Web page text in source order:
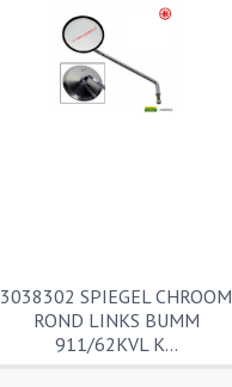
3038302 SPIEGEL CHROOM
ROND LINKS BUMM
911/62KVL K…